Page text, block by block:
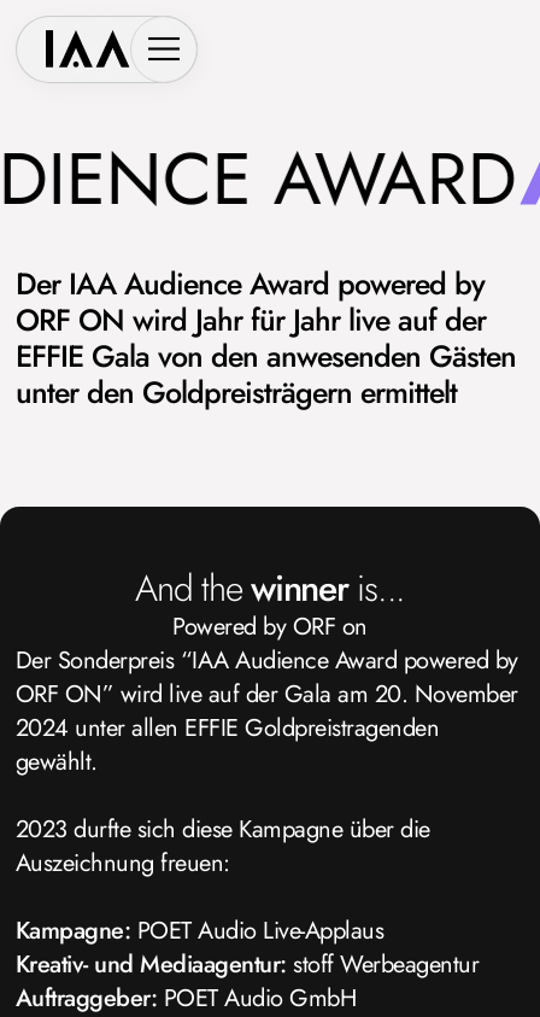
AWARD
Der IAA Audience Award powered by
ORF ON wird Jahr für Jahr live auf der
EFFIE Gala von den anwesenden Gästen
unter den Goldpreisträgern ermittelt
And thewinneris...
Powered by ORF on
Der Sonderpreis “IAA Audience Award powered by
ORF ON” wird live auf der Gala am 20. November
2024 unter allen EFFIE Goldpreistragenden
gewählt.
2023 durfte sich diese Kampagne über die
Auszeichnung freuen:
Kampagne: POET Audio Live-Applaus
Kreativ- und Mediaagentur: stoff Werbeagentur
Auftraggeber: POET Audio GmbH